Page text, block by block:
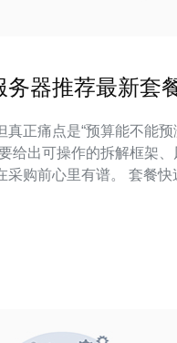
务器推荐最新套
正痛点是“预算能不能预
给出可操作的拆解框架
有谱。 套餐快速拆解与对
与SLA给出可比维度与权